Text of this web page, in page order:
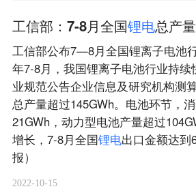
工信部：7-8月全国锂电总产
工信部公布7—8月全国锂离子电池
年7-8月，我国锂离子电池行业持
业规范公告企业信息及研究机构测
总产量超过145GWh。电池环节，
21GWh，动力型电池产量超过
增长，7-8月全国锂电出口金额达到
报）
2022-10-15